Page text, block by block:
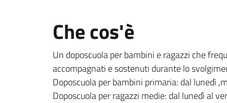
Che cos'è
Un doposcuola per bambini e ragazzi che
accompagnati e sostenuti durante lo
Doposcuola per bambini primaria: dal lunedì
Doposcuola per ragazzi medie: dal lunedì al